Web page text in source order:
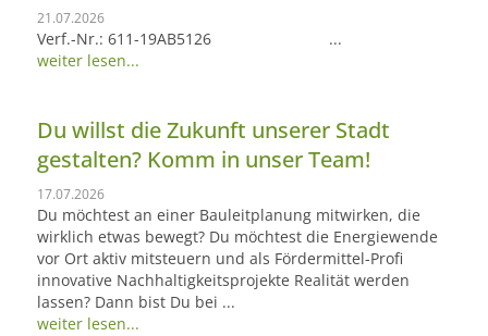
21.07.2026
Verf.-Nr.: 611-19AB5126 ...
weiter lesen...
Du willst die Zukunft unserer Stadt
gestalten? Komm in unser Team!
17.07.2026
Du möchtest an einer Bauleitplanung mitwirken, die
wirklich etwas bewegt? Du möchtest die Energiewende
vor Ort aktiv mitsteuern und als Fördermittel-Profi
innovative Nachhaltigkeitsprojekte Realität werden
lassen? Dann bist Du bei ...
weiter lesen...